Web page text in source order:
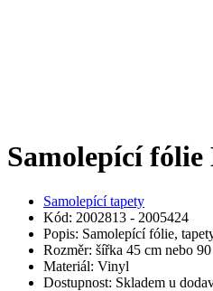
Samolepící
Samolepící tapety
Kód: 2002813 - 2005424
Popis: Samolepící fólie,
Rozměr: šířka 45 cm nebo
Materiál: Vinyl
Dostupnost: Skladem u